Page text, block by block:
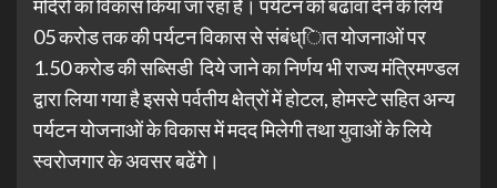
मंदिरों का विकास किया जा रहा है। पर्यटन को बढावा देने के लिये
05 करोड तक की पर्यटन विकास से संबंध्ाित योजनाओं पर
1.50 करोड की सब्सिडी दिये जाने का निर्णय भी राज्य मंत्रिमण्डल
द्वारा लिया गया है इससे पर्वतीय क्षेत्रों में होटल, होमस्टे सहित अन्य
पर्यटन योजनाओं के विकास में मदद मिलेगी तथा युवाओं के लिये
स्वरोजगार के अवसर बढेंगे।